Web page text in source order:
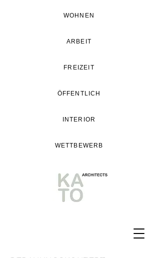
WOHNEN
ARBEIT
FREIZEIT
ÖFFENTLICH
INTERIOR
WETTBEWERB